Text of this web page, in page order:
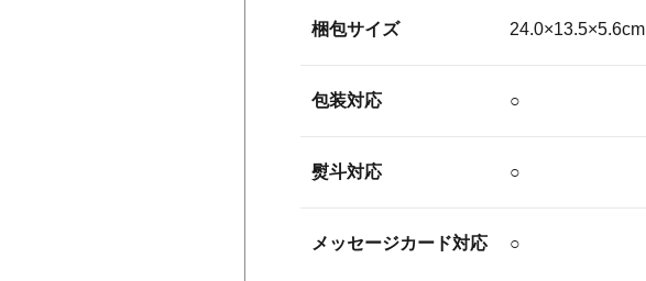
梱包サイズ 24.0×13.5×5.6cm
包装対応 ○
熨斗対応 ○
メッセージカード対応 ○